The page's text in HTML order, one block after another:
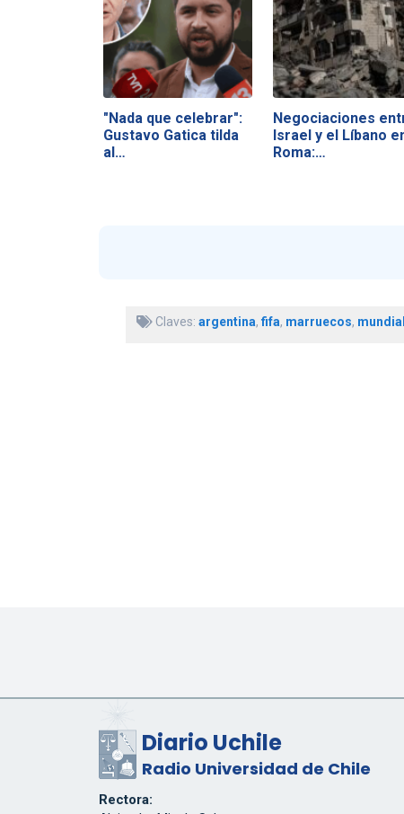
"Nada que celebrar":
Gustavo Gatica tilda
al…
Negociaciones
Israel y el Líbano
Roma:…
Claves: argentina, fifa, marruecos,
Diario Uchile
Radio Universidad de Chile
Rectora: